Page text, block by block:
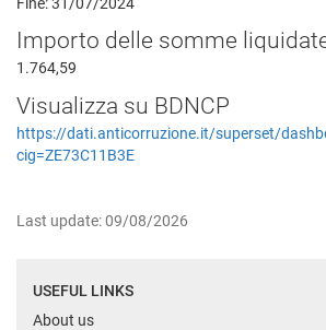
Importo delle somme
1.764,59
Visualizza su BDNCP
https://dati.anticorruzione.it/superset/
cig=ZE73C11B3E
Last update: 09/08/2026
USEFUL LINKS
About us